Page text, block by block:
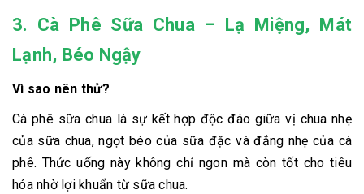
3. Cà Phê Sữa Chua – Lạ Miệng, Mát
Lạnh, Béo Ngậy
Vì sao nên thử?
Cà phê sữa chua là sự kết hợp độc đáo giữa vị chua nhẹ
của sữa chua, ngọt béo của sữa đặc và đắng nhẹ của cà
phê. Thức uống này không chỉ ngon mà còn tốt cho tiêu
hóa nhờ lợi khuẩn từ sữa chua.